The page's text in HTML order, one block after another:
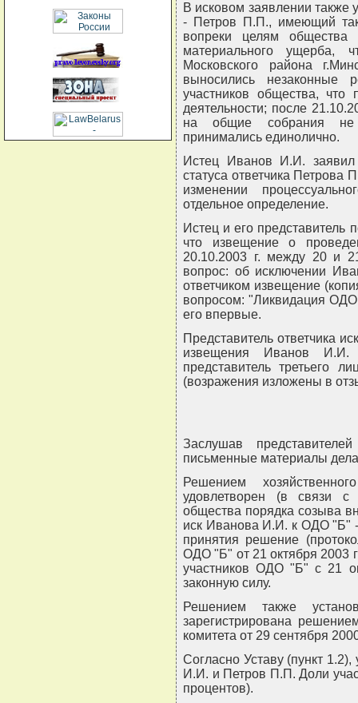
В исковом заявлении также
- Петров П.П., имеющий
вопреки целям общества
материального ущерба,
Московского района
выносились незаконные
участников общества, что
деятельности; после
на общие собрания не
принимались единолично.
Истец Иванов И.И. заявил
статуса ответчика Петрова
изменении
отдельное определение.
Истец и его представитель
что извещение о
20.10.2003 г. между 20 и
вопрос: об исключении
ответчиком извещение
вопросом: "Ликвидация
его впервые.
Представитель ответчика
извещения Иванов И.И.
представитель третьего
(возражения изложены в
Заслушав
письменные материалы
Решением
удовлетворен (в связи с
общества порядка созыва
иск Иванова И.И. к ОДО "Б"
принятия решение
ОДО "Б" от 21 октября 2003
участников ОДО "Б" с 21
законную силу.
Решением также
зарегистрирована
комитета от 29 сентября
Согласно Уставу (пункт
И.И. и Петров П.П. Доли
процентов).